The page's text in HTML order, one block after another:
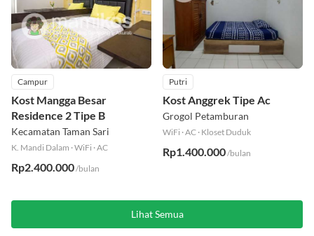
Campur
Kost Mangga Besar
Residence 2 Tipe B
Kecamatan Taman Sari
K. Mandi Dalam ·WiFi ·AC
Rp2.400.000/bulan
Putri
Kost Anggrek Tipe Ac
Grogol Petamburan
WiFi ·AC · Kloset Duduk
Rp1.400.000/bulan
Lihat Semua